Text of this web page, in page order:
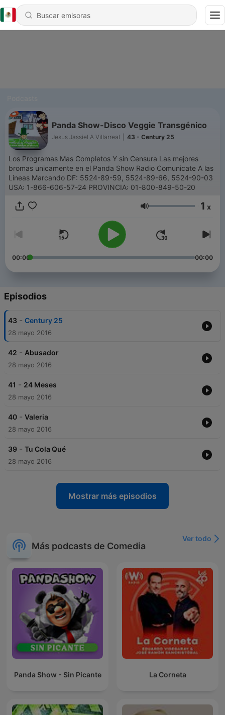
Panda Show-Disco Veggie Transgénico
Jesus Jassiel A Villarreal 43 - Century 25
Los Programas Mas Completos Y sin Censura Las mejores
bromas unicamente en el Panda Show Radio Comunicate A las
Lineas Marcando DF: 5524-89-59, 5524-89-66, 5524-90-03
USA: 1-866-606-57-24 PROVINCIA: 01-800-849-50-20
Volumen 1 x
00:00 00:00
Episodios
43 - Century 25
28 mayo 2016
42 - Abusador
28 mayo 2016
41 - 24 Meses
28 mayo 2016
40 - Valeria
28 mayo 2016
39 - Tu Cola Qué
28 mayo 2016
Mostrar más episodios
Más podcasts de Comedia
Ver todo
Panda Show - Sin Picante La Corneta